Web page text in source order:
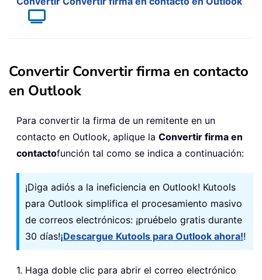
Convertir Convertir firma en contacto
en Outlook
Para convertir la firma de un remitente en un
contacto en Outlook, aplique la Convertir firma en
contactofunción tal como se indica a continuación:
¡Diga adiós a la ineficiencia en Outlook! Kutools
para Outlook simplifica el procesamiento masivo
de correos electrónicos: ¡pruébelo gratis durante
30 días!¡Descargue Kutools para Outlook ahora!!
1. Haga doble clic para abrir el correo electrónico